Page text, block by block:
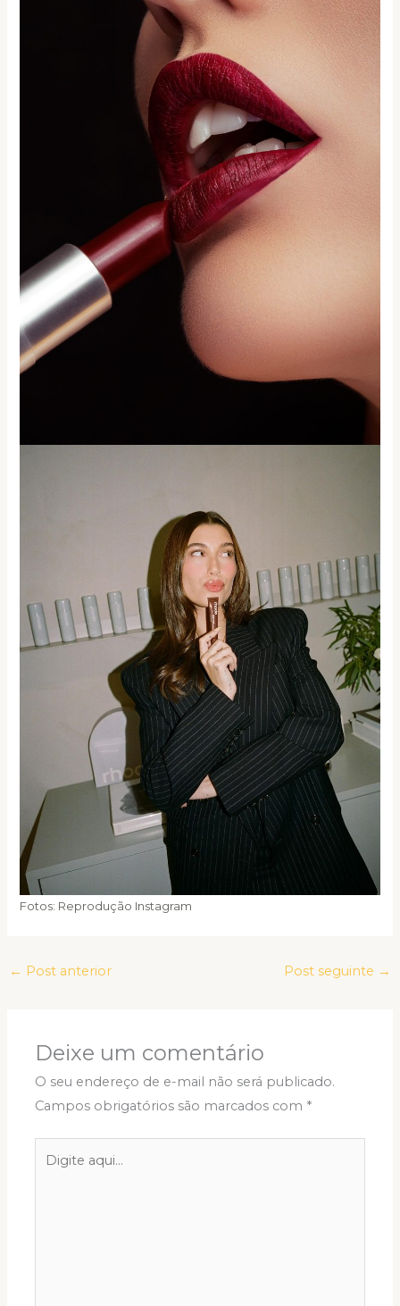
Fotos: Reprodução Instagram
← Post anterior Post seguinte →
Deixe um comentário
O seu endereço de e-mail não será publicado.
Campos obrigatórios são marcados com *
aqui...